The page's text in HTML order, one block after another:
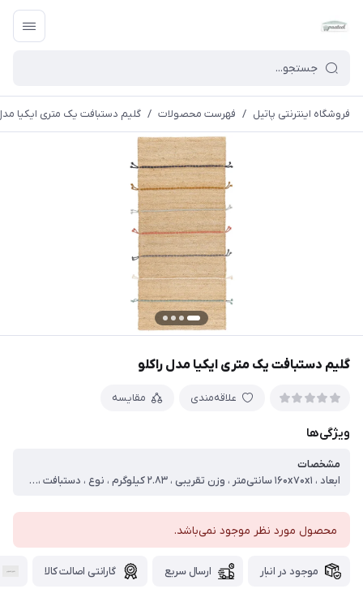
فروشگاه اینترنتی پاتیل / فهرست محصولات / گلیم دستبافت یک متری ایکیا
گلیم دستبافت یک متری ایکیا مدل راکلو
علاقه‌مندی مقایسه
ویژگی‌ها
مشخصات
ابعاد ، ۱۶۰x۷۰x۱ سانتی‌متر ، وزن تقریبی ، ۲.۸۳ کیلوگرم ، نوع ، دستبافت ، جنس نخ تار ، جوت ، جنس نخ پود ، جوت ، رنگ زمینه ، شتری ، نحوه رنگرزی ، نخ خودرنگ
محصول مورد نظر موجود نمی‌باشد.
موجود در انبار ارسال سریع گارانتی اصالت کالا